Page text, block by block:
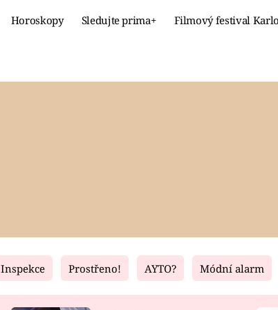
Horoskopy Sledujte prima+ Filmový festival
Fresh Living
Inspekce Prostřeno! AYTO? Módní alarm